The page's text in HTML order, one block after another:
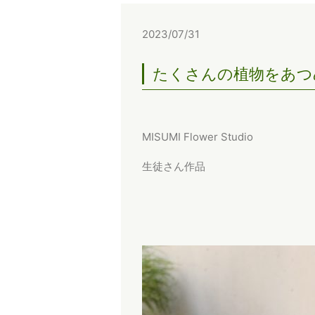
2023/07/31
たくさんの植物をあ
MISUMI Flower Studio
生徒さん作品